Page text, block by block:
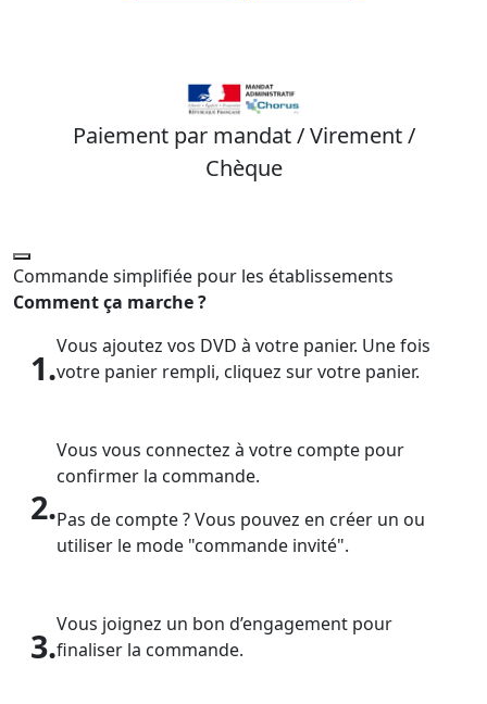
Paiement par mandat / Virement /
Chèque
Commande simplifiée pour les établissements
Comment ça marche ?
1.
Vous ajoutez vos DVD à votre panier. Une fois
votre panier rempli, cliquez sur votre panier.
2.
Vous vous connectez à votre compte pour
confirmer la commande.
Pas de compte ? Vous pouvez en créer un ou
utiliser le mode "commande invité".
3.
Vous joignez un bon d’engagement pour
finaliser la commande.